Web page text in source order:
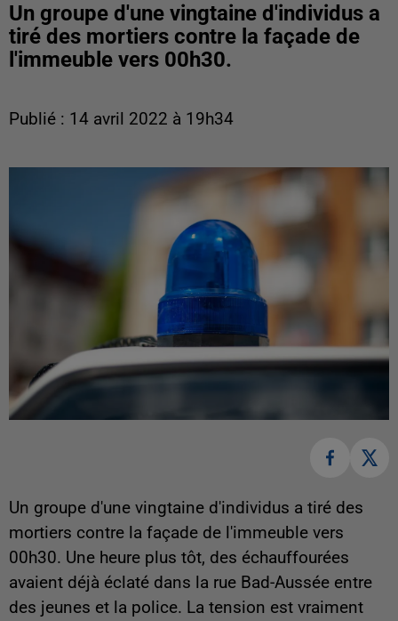
Un groupe d'une vingtaine d'individus a
tiré des mortiers contre la façade de
l'immeuble vers 00h30.
Publié : 14 avril 2022 à 19h34
Un groupe d'une vingtaine d'individus a tiré des
mortiers contre la façade de l'immeuble vers
00h30. Une heure plus tôt, des échauffourées
avaient déjà éclaté dans la rue Bad-Aussée entre
des jeunes et la police. La tension est vraiment